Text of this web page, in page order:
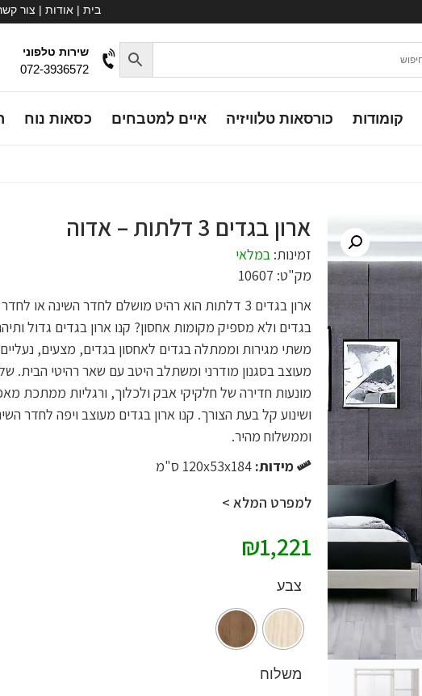
בית | אודות | צור
שירות טלפוני
072-3936572
קומודות כורסאות טלוויזיה איים למטבחים כסאות נוח
ארון בגדים 3 דלתות – אדוה
זמינות: במלאי
מק"ט: 10607
ארון בגדים 3 דלתות הוא רהיט מושלם לחדר השינה או
בגדים ולא מספיק מקומות אחסון? קנו ארון בגדים גדול
משתי מגירות וממתלה בגדים לאחסון בגדים, מצעים, נעליים
מעוצב בסגנון מודרני ומשתלב היטב עם שאר רהיטי הבית.
מונעות חדירה של חלקיקי אבק ולכלוך, ורגליות ממתכת
ושינוע קל בעת הצורך. קנו ארון בגדים מעוצב ויפה לחדר
וממשלוח מהיר.
מידות:120x53x184 ס"מ
למפרט המלא >
₪1,221
צבע
משלוח